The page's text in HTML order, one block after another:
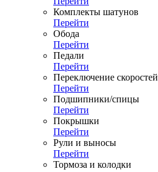
Комплекты шатунов
Перейти
Обода
Перейти
Педали
Перейти
Переключение скоростей
Перейти
Подшипники/спицы
Перейти
Покрышки
Перейти
Рули и выносы
Перейти
Тормоза и колодки